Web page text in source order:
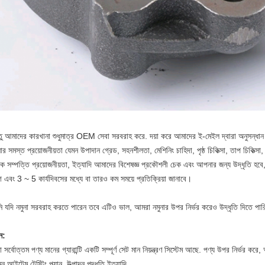
আমাদের কারখানা শুধুমাত্র OEM সেবা সরবরাহ করে. দয়া করে আমাদের ই-মেইল দ্বারা
সমস্ত প্রয়োজনীয়তা যেমন উপাদান গ্রেড, সহনশীলতা, মেশিনিং চাহিদা, পৃষ্ঠ চিকিত্সা, তাপ চিকিত্সা,
সম্পত্তি প্রয়োজনীয়তা, ইত্যাদি আমাদের বিশেষজ্ঞ প্রকৌশলী চেক এবং আপনার জন্য উদ্ধৃতি
3 ~ 5 কার্যদিবসের মধ্যে বা তারও কম সময়ে প্রতিক্রিয়া জানাবে।
যদি নমুনা সরবরাহ করতে পারেন তবে এটিও ভাল, আমরা নমুনার উপর নির্ভর করেও উদ্ধৃতি দিতে
পণ্য মানের গ্যারান্টি একটি সম্পূর্ণ সেট মান নিয়ন্ত্রণ সিস্টেম আছে. পণ্য উপর নির্ভর